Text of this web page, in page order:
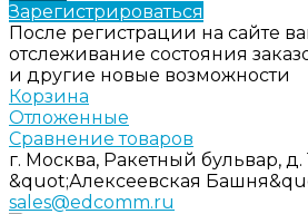
Зарегистрироваться
После регистрации на сайте
отслеживание состояния
и другие новые возможности
Корзина
Отложенные
Сравнение товаров
г. Москва, Ракетный бульвар, д.
&quot;Алексеевская
sales@edcomm.ru